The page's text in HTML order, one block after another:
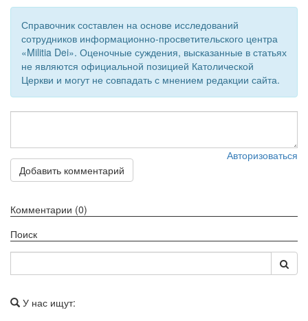
Справочник составлен на основе исследований
сотрудников информационно-просветительского центра
«Militia Dei». Оценочные суждения, высказанные в статьях
не являются официальной позицией Католической
Церкви и могут не совпадать с мнением редакции сайта.
Авторизоваться
Добавить комментарий
Комментарии (0)
Поиск
У нас ищут: